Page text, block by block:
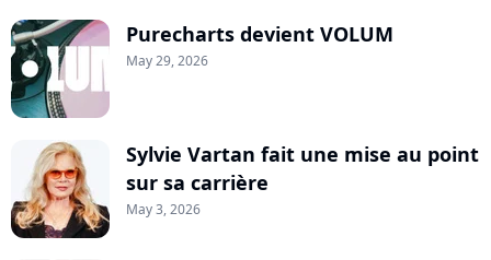
Purecharts devient VOLUM
May 29, 2026
Sylvie Vartan fait une mise au point
sur sa carrière
May 3, 2026